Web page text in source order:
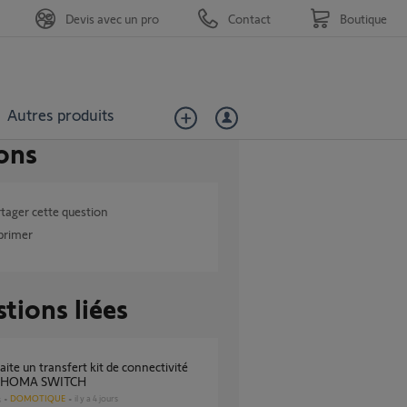
Autres produits
Devis avec un pro Contact Boutique
cette question
liées
SWITCH
DOMOTIQUE il y a 4 jours